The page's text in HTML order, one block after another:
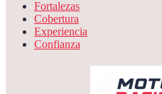
Fortalezas
Cobertura
Experiencia
Confianza